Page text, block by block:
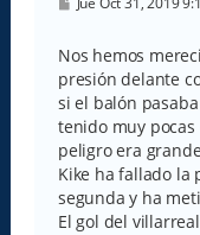
s
a
j
e
Nos hemos
presión delante
si el balón
tenido muy pocas
peligro era
Kike ha fallado la
segunda y ha
El gol del